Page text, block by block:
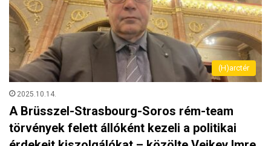
(H)arctér
2025.10.14.
A Brüsszel-Strasbourg-Soros rém-team
törvények felett állóként kezeli a politikai